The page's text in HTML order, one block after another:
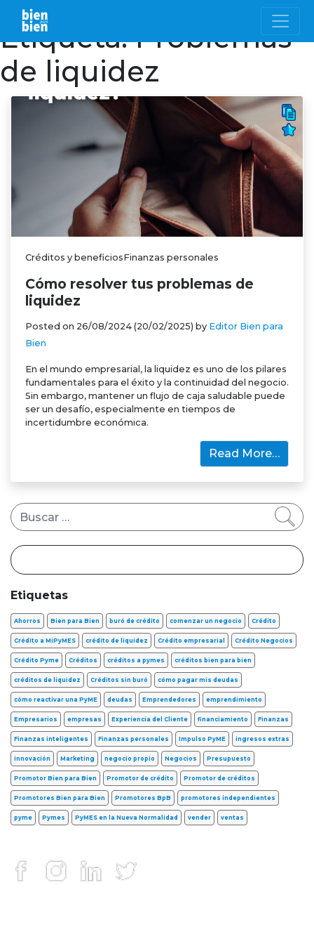
Etiqueta:Problemas
de liquidez
Créditos y beneficiosFinanzas personales
Cómo resolver tus problemas de
liquidez
Posted on 26/08/2024 (20/02/2025) by Editor Bien para
Bien
En el mundo empresarial, la liquidez es uno de los pilares
fundamentales para el éxito y la continuidad del negocio.
Sin embargo, mantener un flujo de caja saludable puede
ser un desafío, especialmente en tiempos de
incertidumbre económica.
Read More…
Buscar
Etiquetas
Ahorros Bien para Bien buró de crédito comenzar un negocio Crédito
Crédito a MiPyMES crédito de liquidez Crédito empresarial Crédito Negocios
Crédito Pyme Créditos créditos a pymes créditos bien para bien
créditos de liquidez Créditos sin buró cómo pagar mis deudas
cómo reactivar una PyME deudas Emprendedores emprendimiento
Empresarios empresas Experiencia del Cliente financiamiento Finanzas
Finanzas inteligentes Finanzas personales Impulso PyME ingresos extras
innovación Marketing negocio propio Negocios Presupuesto
Promotor Bien para Bien Promotor de crédito Promotor de créditos
Promotores Bien para Bien Promotores BpB promotores independientes
pyme Pymes PyMES en la Nueva Normalidad vender ventas